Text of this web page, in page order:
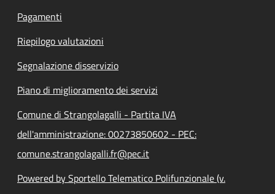
Pagamenti
Riepilogo valutazioni
Segnalazione disservizio
Piano di miglioramento dei servizi
Comune di Strangolagalli - Partita IVA
dell'amministrazione: 00273850602 - PEC:
comune.strangolagalli.fr@pec.it
Powered by Sportello Telematico Polifunzionale (v.